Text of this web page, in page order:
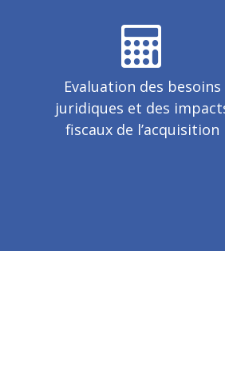
Evaluation des besoins
juridiques et des
fiscaux de l’acquisition